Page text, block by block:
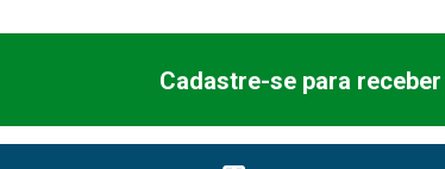
Cadastre-se para